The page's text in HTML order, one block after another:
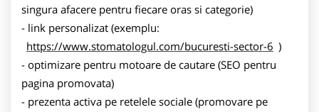
singura afacere pentru fiecare oras si categorie)
- link personalizat (exemplu:
https://www.stomatologul.com/bucuresti-sector-6 )
- optimizare pentru motoare de cautare (SEO pentru
pagina promovata)
- prezenta activa pe retelele sociale (promovare pe